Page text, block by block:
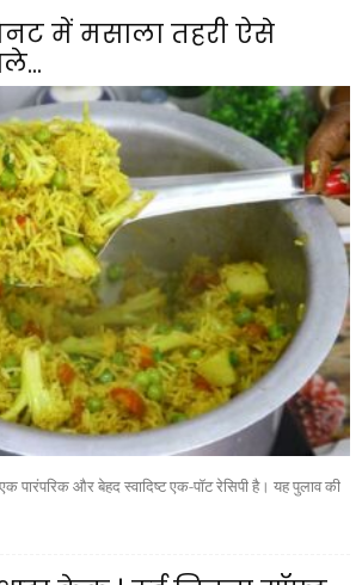
में मसाला तहरी ऐसे
पारंपरिक और बेहद स्वादिष्ट एक-पॉट रेसिपी है। यह पुलाव की